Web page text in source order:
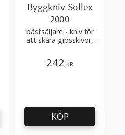
Byggkniv Sollex
2000
bästsäljare - kniv för
att skära gipsskivor,
242 KR
KÖP